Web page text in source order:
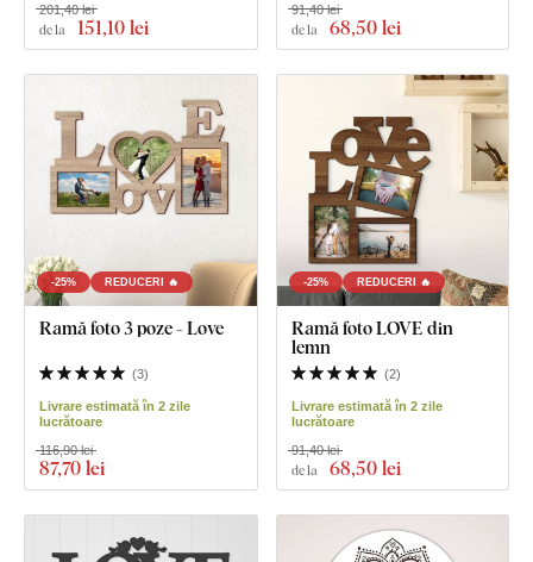
de la 151,10 lei
201,40 lei
de la 68,50 lei
91,40 lei
-25% REDUCERI 🔥
Ramă foto 3 poze - Love
(3)
Livrare estimată în 2 zile
lucrătoare
87,70 lei
116,90 lei
-25% REDUCERI 🔥
Ramă foto LOVE din
lemn
(2)
Livrare estimată în 2 zile
lucrătoare
de la 68,50 lei
91,40 lei